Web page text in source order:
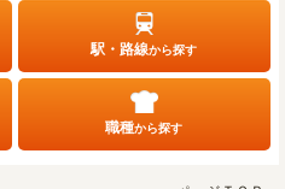
駅・路線から探す
職種から探す